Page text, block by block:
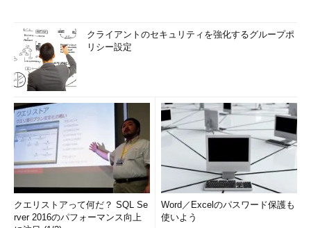
クライアントのセキュリティを強化するグループポ
リシー設定
クエリストアって何だ？ SQL Se
rver 2016のパフォーマンス向上
Word／Excelのパスワード保護も
使いよう